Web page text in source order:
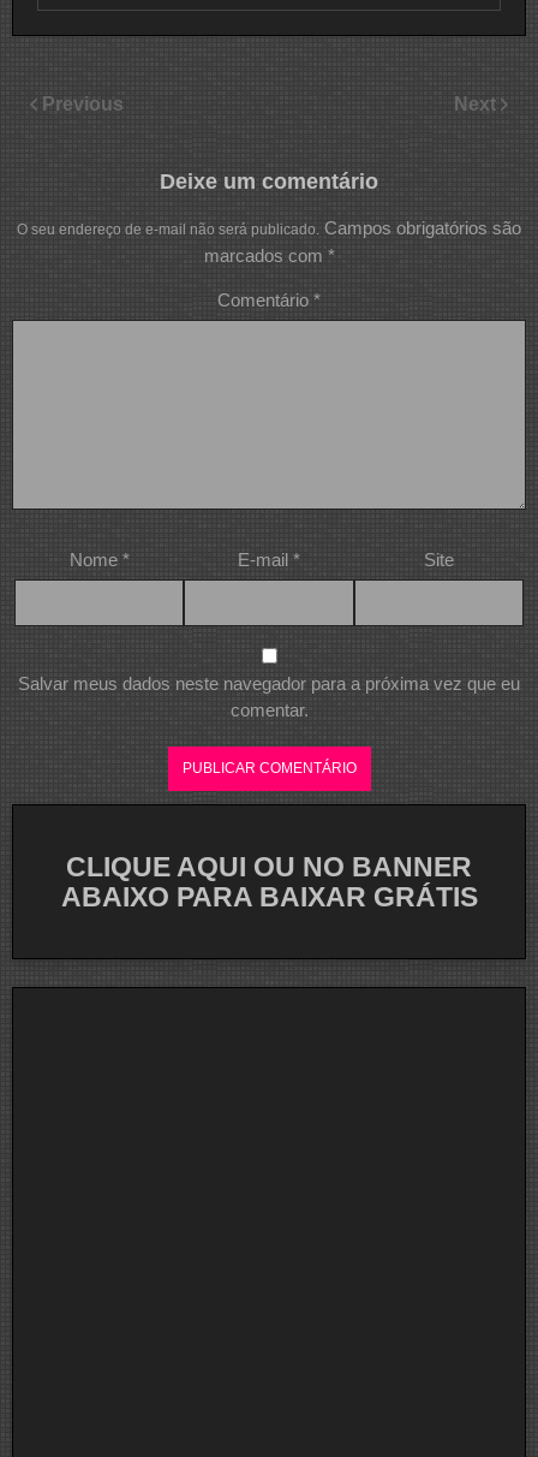
Previous Next
Deixe um comentário
O seu endereço de e-mail não será publicado. Campos obrigatórios são
marcados com *
Comentário *
Nome * E-mail * Site
Salvar meus dados neste navegador para a próxima vez que eu
comentar.
CLIQUE AQUI OU NO BANNER
ABAIXO PARA BAIXAR GRÁTIS